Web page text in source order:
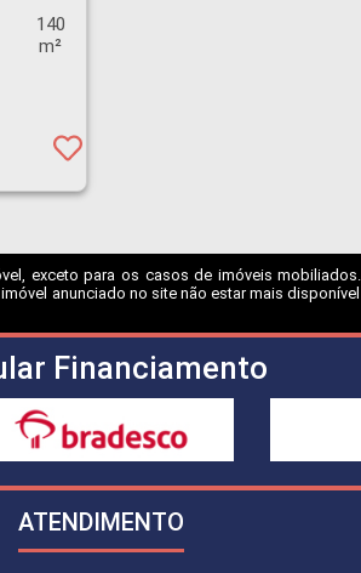
140
m²
exceto para os casos de imóveis
anunciado no site não estar mais
Financiamento
ATENDIMENTO